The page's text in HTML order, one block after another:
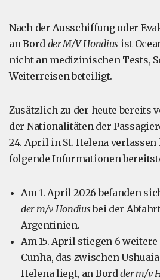
Nach der Ausschiffung oder
an Bord der M/V Hondius ist
nicht an medizinischen Tests,
Weiterreisen beteiligt.
Zusätzlich zu der heute bereits
der Nationalitäten der
24. April in St. Helena
folgende Informationen
Am 1. April 2026 befanden
der m/v Hondiusbei der
Argentinien.
Am 15. April stiegen 6
Cunha, das zwischen
Helena liegt, an Bordder m/v